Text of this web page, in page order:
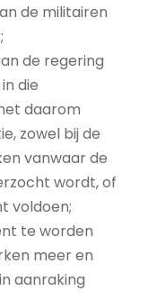
de militairen
de regering
die
daarom
zowel bij de
vanwaar de
wordt, of
voldoen;
te worden
meer en
aanraking